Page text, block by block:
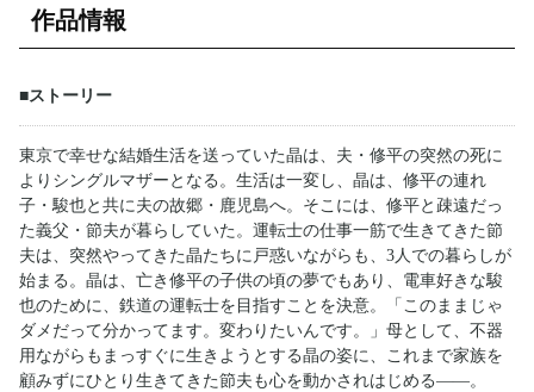
作品情報
■ストーリー
東京で幸せな結婚生活を送っていた晶は、夫・修平の突然の死に
よりシングルマザーとなる。生活は一変し、晶は、修平の連れ
子・駿也と共に夫の故郷・鹿児島へ。そこには、修平と疎遠だっ
た義父・節夫が暮らしていた。運転士の仕事一筋で生きてきた節
夫は、突然やってきた晶たちに戸惑いながらも、3人での暮らしが
始まる。晶は、亡き修平の子供の頃の夢でもあり、電車好きな駿
也のために、鉄道の運転士を目指すことを決意。「このままじゃ
ダメだって分かってます。変わりたいんです。」母として、不器
用ながらもまっすぐに生きようとする晶の姿に、これまで家族を
顧みずにひとり生きてきた節夫も心を動かされはじめる――。